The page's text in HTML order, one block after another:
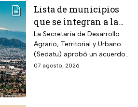
Lista de municipios
que se integran a la
Zona Metropolitana
del Valle de México
La Secretaría de Desarrollo
Agrario, Territorial y Urbano
(Sedatu) aprobó un acuerdo
para que se integren más
07 agosto, 2026